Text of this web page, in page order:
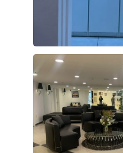
뜻하게 준비되어 있어 맛과
찬해주셔서, 하객분들께도
할 수 있겠다는 확신이 들
베니르 웨딩홀로 계약하길
다. 무엇보다 인상 깊었던 점은 주방장님께서 직접 나오셔
서 음식은 괜찮은지, 부족
주셨다는 부분입니다. 이런
뢰가 갔습니다. 본식 날에도 오늘 시식 때처럼 음식의 퀄리
티가 잘 유지되어, 소중한
대접할 수 있기를 기대합니
강민성, 장지영 계약후기
2026-04-27 96명 읽음